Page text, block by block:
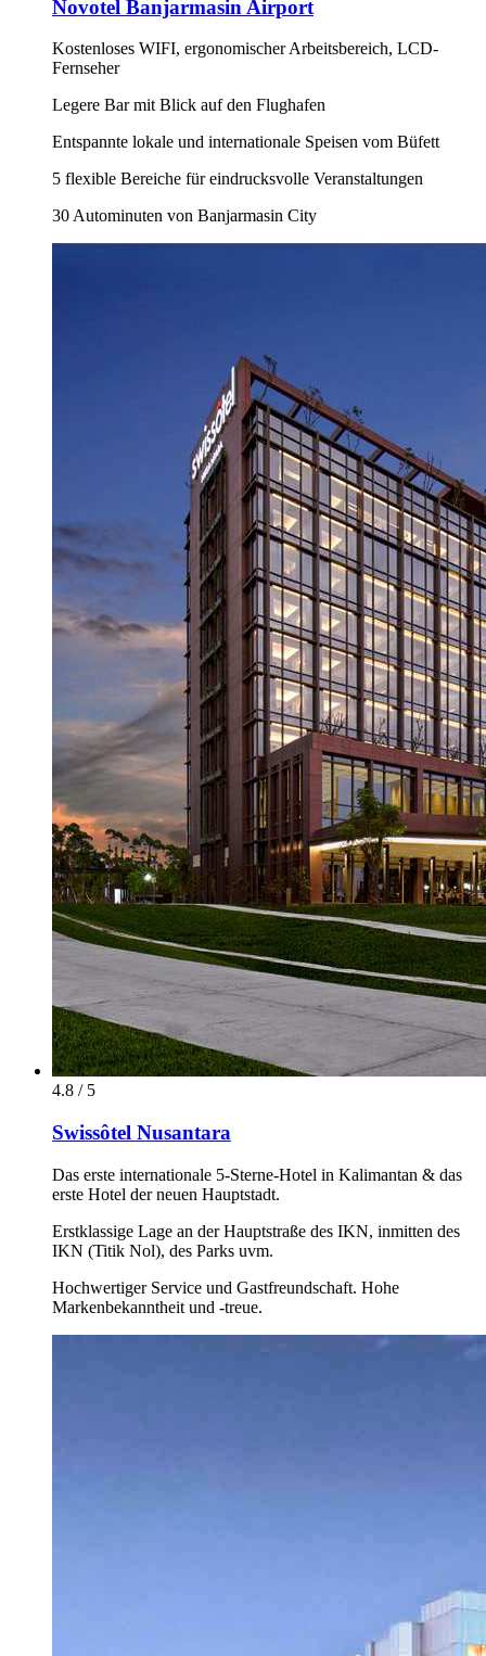
Novotel Banjarmasin Airport
Kostenloses WIFI, ergonomischer Arbeitsbereich, LCD-
Fernseher
Legere Bar mit Blick auf den Flughafen
Entspannte lokale und internationale Speisen vom Büfett
5 flexible Bereiche für eindrucksvolle Veranstaltungen
30 Autominuten von Banjarmasin City
4.8 / 5
Swissôtel Nusantara
Das erste internationale 5-Sterne-Hotel in Kalimantan & das
erste Hotel der neuen Hauptstadt.
Erstklassige Lage an der Hauptstraße des IKN, inmitten des
IKN (Titik Nol), des Parks uvm.
Hochwertiger Service und Gastfreundschaft. Hohe
Markenbekanntheit und -treue.